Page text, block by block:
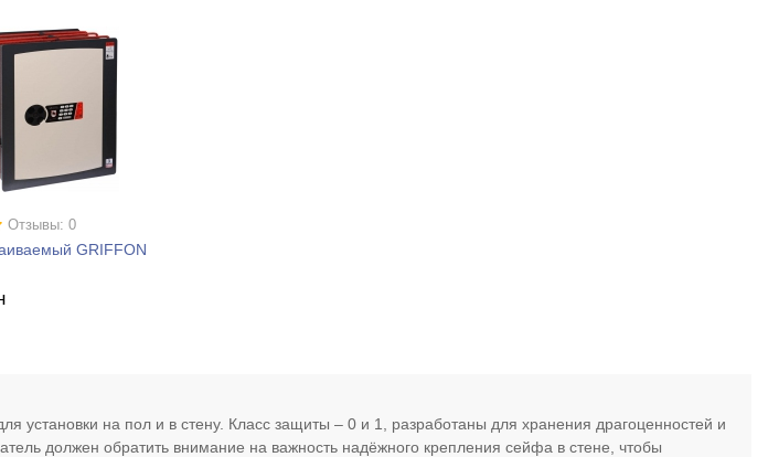
Отзывы: 0
GRIFFON
установки на пол и в стену. Класс защиты – 0 и 1, разработаны для хранения драгоценностей и
должен обратить внимание на важность надёжного крепления сейфа в стене, чтобы